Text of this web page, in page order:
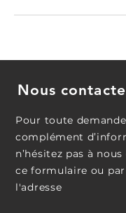
Nous
Pour toute
complément
n’hésitez pas à
ce formulaire ou
l'adresse